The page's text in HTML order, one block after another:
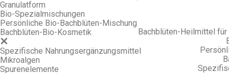
Granulatform
Bio-Spezialmischungen
Persönliche Bio-Bachblüten-Mischung
Bachblüten-Bio-Kosmetik
Spezifische Nahrungsergänzungsmittel
Mikroalgen
Spurenelemente
Bachblüten-Heilmittel für